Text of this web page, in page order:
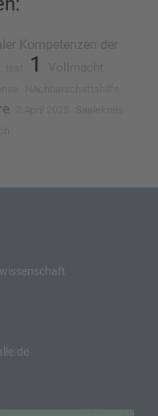
Kompetenzen der
1